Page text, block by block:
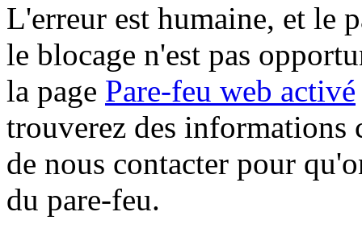
L'erreur est humaine, et le
le blocage n'est pas
la page Pare-feu web activé
trouverez des informations
de nous contacter pour
du pare-feu.